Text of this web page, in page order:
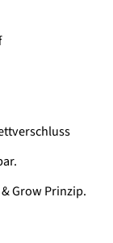
Grow Prinzip.